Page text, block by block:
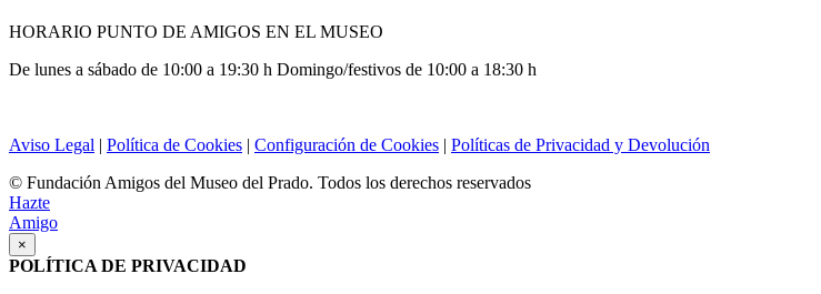
HORARIO PUNTO DE AMIGOS EN EL MUSEO
De lunes a sábado de 10:00 a 19:30 h Domingo/festivos de 10:00 a 18:30 h
Aviso Legal | Política de Cookies | Configuración de Cookies | Políticas de Privacidad y Devolución
© Fundación Amigos del Museo del Prado. Todos los derechos reservados
Hazte
Amigo
×
POLÍTICA DE PRIVACIDAD